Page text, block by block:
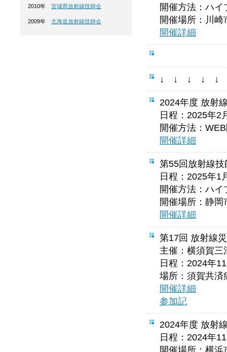
開催方法：ハイ
開催場所：川
開催詳細
↓ ↓ ↓ ↓ ↓ ★
2024年度 放射
日程：2025年2
開催方法：
開催詳細
第55回放射線
日程：2025年1
開催方法：ハ
開催場所：静
開催詳細
第17回 放射線
主催：横須賀三
日程：2024年
場所：須賀共済
開催詳細
参加記
2024年度 放射
日程：2024年
開催場所：横
2010年 宮城県放射線技師会
2009年 北海道放射線技師会